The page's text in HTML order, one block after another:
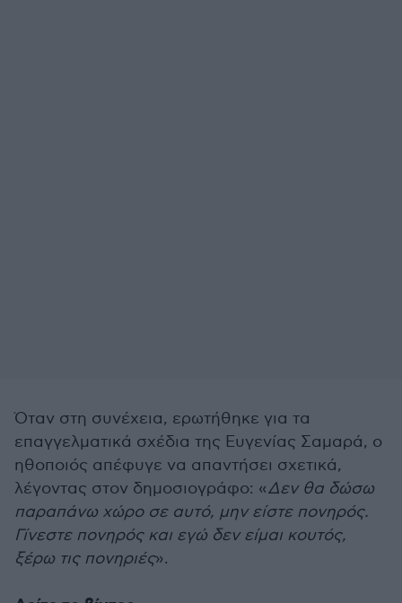
Όταν στη συνέχεια, ερωτήθηκε για τα
επαγγελματικά σχέδια της Ευγενίας Σαμαρά, ο
ηθοποιός απέφυγε να απαντήσει σχετικά,
λέγοντας στον δημοσιογράφο: «Δεν θα δώσω
παραπάνω χώρο σε αυτό, μην είστε πονηρός.
Γίνεστε πονηρός και εγώ δεν είμαι κουτός,
ξέρω τις πονηριές».